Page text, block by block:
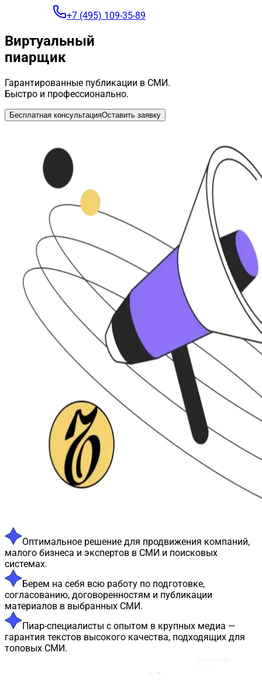
+7 (495) 109-35-89
Виртуальный
пиарщик
Гарантированные публикации в СМИ.
Быстро и профессионально.
Бесплатная консультацияОставить заявку
Оптимальное решение для продвижения компаний,
малого бизнеса и экспертов в СМИ и поисковых
системах.
Берем на себя всю работу по подготовке,
согласованию, договоренностям и публикации
материалов в выбранных СМИ.
Пиар-специалисты с опытом в крупных медиа —
гарантия текстов высокого качества, подходящих для
топовых СМИ.